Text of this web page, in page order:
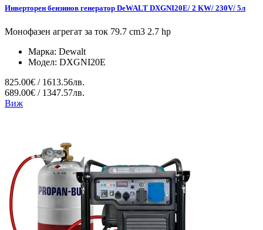
Инверторен бензинов генератор DeWALT DXGNI20E/ 2 KW/ 230V/ 5л
Монофазен агрегат за ток 79.7 cm3 2.7 hp
Марка: Dewalt
Модел: DXGNI20E
825.00€ / 1613.56лв.
689.00€ / 1347.57лв.
Виж